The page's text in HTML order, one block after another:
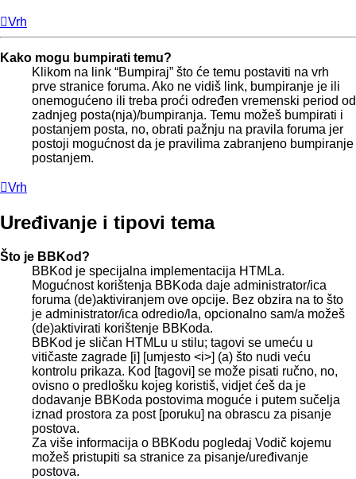
Vrh
Kako mogu bumpirati temu?
Klikom na link “Bumpiraj” što će temu postaviti na vrh
prve stranice foruma. Ako ne vidiš link, bumpiranje je ili
onemogućeno ili treba proći određen vremenski period od
zadnjeg posta(nja)/bumpiranja. Temu možeš bumpirati i
postanjem posta, no, obrati pažnju na pravila foruma jer
postoji mogućnost da je pravilima zabranjeno bumpiranje
postanjem.
Vrh
Uređivanje i tipovi tema
Što je BBKod?
BBKod je specijalna implementacija HTMLa.
Mogućnost korištenja BBKoda daje administrator/ica
foruma (de)aktiviranjem ove opcije. Bez obzira na to što
je administrator/ica odredio/la, opcionalno sam/a možeš
(de)aktivirati korištenje BBKoda.
BBKod je sličan HTMLu u stilu; tagovi se umeću u
vitičaste zagrade [i] [umjesto <i>] (a) što nudi veću
kontrolu prikaza. Kod [tagovi] se može pisati ručno, no,
ovisno o predlošku kojeg koristiš, vidjet ćeš da je
dodavanje BBKoda postovima moguće i putem sučelja
iznad prostora za post [poruku] na obrascu za pisanje
postova.
Za više informacija o BBKodu pogledaj Vodič kojemu
možeš pristupiti sa stranice za pisanje/uređivanje
postova.